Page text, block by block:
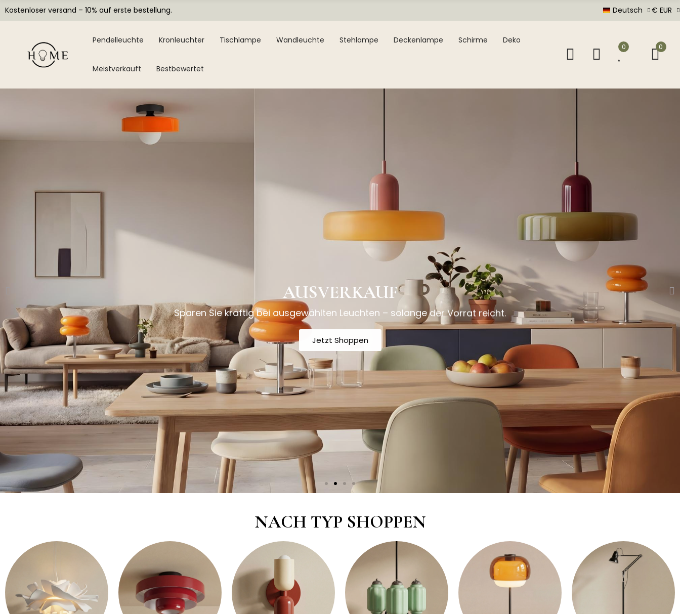
Kostenloser versand – 10% auf erste bestellung. Deutsch € EUR
Pendelleuchte Kronleuchter Tischlampe Wandleuchte Stehlampe Deckenlampe Schirme Deko
Meistverkauft Bestbewertet
0 0
AUSVERKAUF
Sparen Sie kräftig bei ausgewählten Leuchten – solange der Vorrat reicht.
Jetzt Shoppen
NACH TYP SHOPPEN